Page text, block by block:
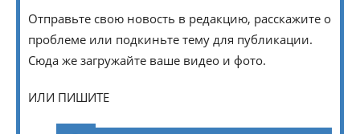
Отправьте свою новость в редакцию, расскажите о
проблеме или подкиньте тему для публикации.
Сюда же загружайте ваше видео и фото.
ИЛИ ПИШИТЕ